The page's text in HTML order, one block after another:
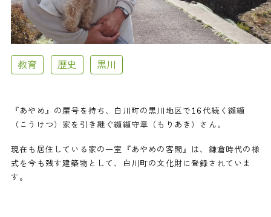
教育 歴史 黒川
『あやめ』の屋号を持ち、白川町の黒川地区で16代続く纐纈
（こうけつ）家を引き継ぐ纐纈守章（もりあき）さん。
現在も居住している家の一室『あやめの客間』は、鎌倉時代の様
式を今も残す建築物として、白川町の文化財に登録されていま
す。